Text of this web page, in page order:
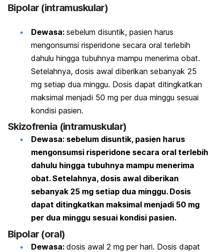
Bipolar (intramuskular)
Dewasa: sebelum disuntik, pasien harus
mengonsumsi risperidone secara oral terlebih
dahulu hingga tubuhnya mampu menerima obat.
Setelahnya, dosis awal diberikan sebanyak 25
mg setiap dua minggu. Dosis dapat ditingkatkan
maksimal menjadi 50 mg per dua minggu sesuai
kondisi pasien.
Skizofrenia (intramuskular)
Dewasa: sebelum disuntik, pasien harus
mengonsumsi risperidone secara oral terlebih
dahulu hingga tubuhnya mampu menerima
obat. Setelahnya, dosis awal diberikan
sebanyak 25 mg setiap dua minggu. Dosis
dapat ditingkatkan maksimal menjadi 50 mg
per dua minggu sesuai kondisi pasien.
Bipolar (oral)
Dewasa: dosis awal 2 mg per hari. Dosis dapat